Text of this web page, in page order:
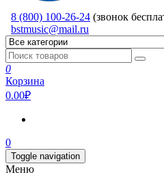
8 (800) 100-26-24 (звонок
bstmusic@mail.ru
0
Корзина
0.00₽
0
Toggle navigation
Меню